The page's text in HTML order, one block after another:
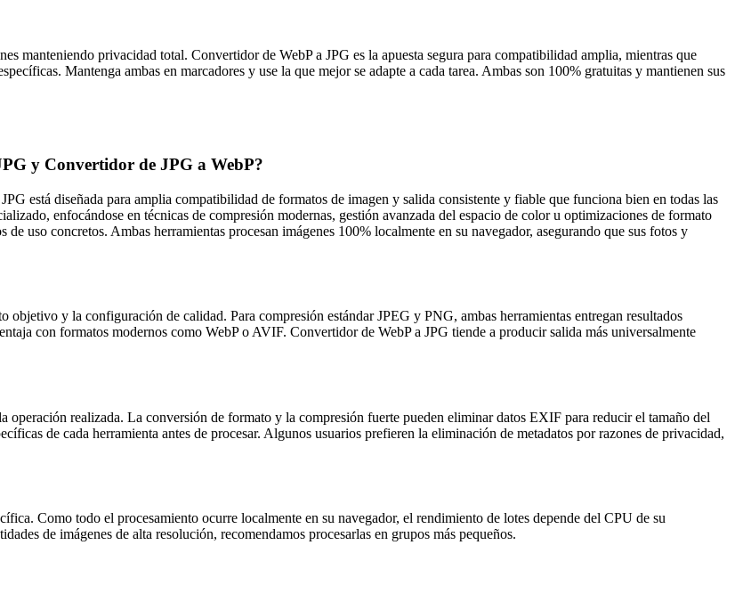
manteniendo privacidad total. Convertidor de WebP a JPG es la apuesta segura para compatibilidad amplia, mientras que
Mantenga ambas en marcadores y use la que mejor se adapte a cada tarea. Ambas son 100% gratuitas y mantienen sus
y Convertidor de JPG a WebP?
está diseñada para amplia compatibilidad de formatos de imagen y salida consistente y fiable que funciona bien en todas las
enfocándose en técnicas de compresión modernas, gestión avanzada del espacio de color u optimizaciones de formato
uso concretos. Ambas herramientas procesan imágenes 100% localmente en su navegador, asegurando que sus fotos y
y la configuración de calidad. Para compresión estándar JPEG y PNG, ambas herramientas entregan resultados
con formatos modernos como WebP o AVIF. Convertidor de WebP a JPG tiende a producir salida más universalmente
operación realizada. La conversión de formato y la compresión fuerte pueden eliminar datos EXIF para reducir el tamaño del
de cada herramienta antes de procesar. Algunos usuarios prefieren la eliminación de metadatos por razones de privacidad,
Como todo el procesamiento ocurre localmente en su navegador, el rendimiento de lotes depende del CPU de su
de imágenes de alta resolución, recomendamos procesarlas en grupos más pequeños.